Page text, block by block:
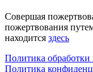
Совершая
пожертвования
находится здесь
Политика
Политика